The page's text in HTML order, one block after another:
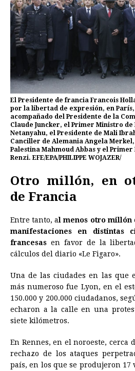
El Presidente de francia Francois
por la libertad de expresión, en París,
acompañado del Presidente de la
Claude Juncker, el Primer Ministro
Netanyahu, el Presidente de Mali
Canciller de Alemania Angela
Palestina Mahmoud Abbas y el
Renzi. EFE/EPA/PHILIPPE WOJAZER/
Otro millón, en
de Francia
Entre tanto, al menos otro millón
manifestaciones en distintas
francesas en favor de la
cálculos del diario «Le Figaro».
Una de las ciudades en las que
más numeroso fue Lyon, en el
150.000 y 200.000 ciudadanos,
echaron a la calle en una
siete kilómetros.
En Rennes, en el noroeste, cerca
rechazo de los ataques
país, en los que se produjeron 17